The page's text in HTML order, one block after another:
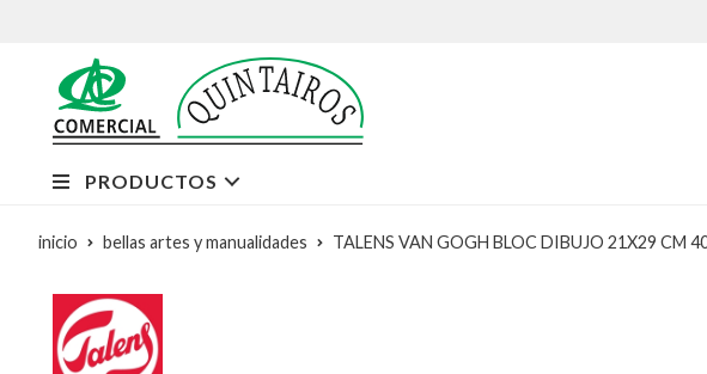
PRODUCTOS
inicio bellas artes y manualidades TALENS VAN GOGH BLOC DIBUJO 21X29 CM